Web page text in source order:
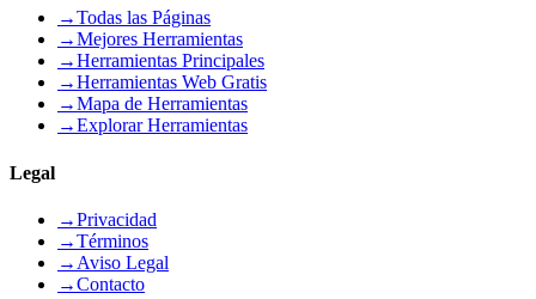
→Todas las Páginas
→Mejores Herramientas
→Herramientas Principales
→Herramientas Web Gratis
→Mapa de Herramientas
→Explorar Herramientas
Legal
→Privacidad
→Términos
→ Aviso Legal
→Contacto